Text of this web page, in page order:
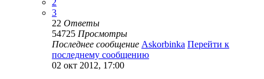
3
22 Ответы
54725 Просмотры
Последнее сообщение Askorbinka Перейти к
последнему сообщению
02 окт 2012, 17:00